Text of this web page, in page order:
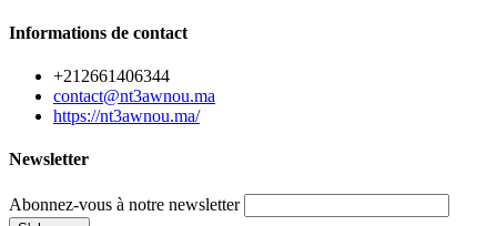
Informations de contact
+212661406344
contact@nt3awnou.ma
https://nt3awnou.ma/
Newsletter
Abonnez-vous à notre newsletter